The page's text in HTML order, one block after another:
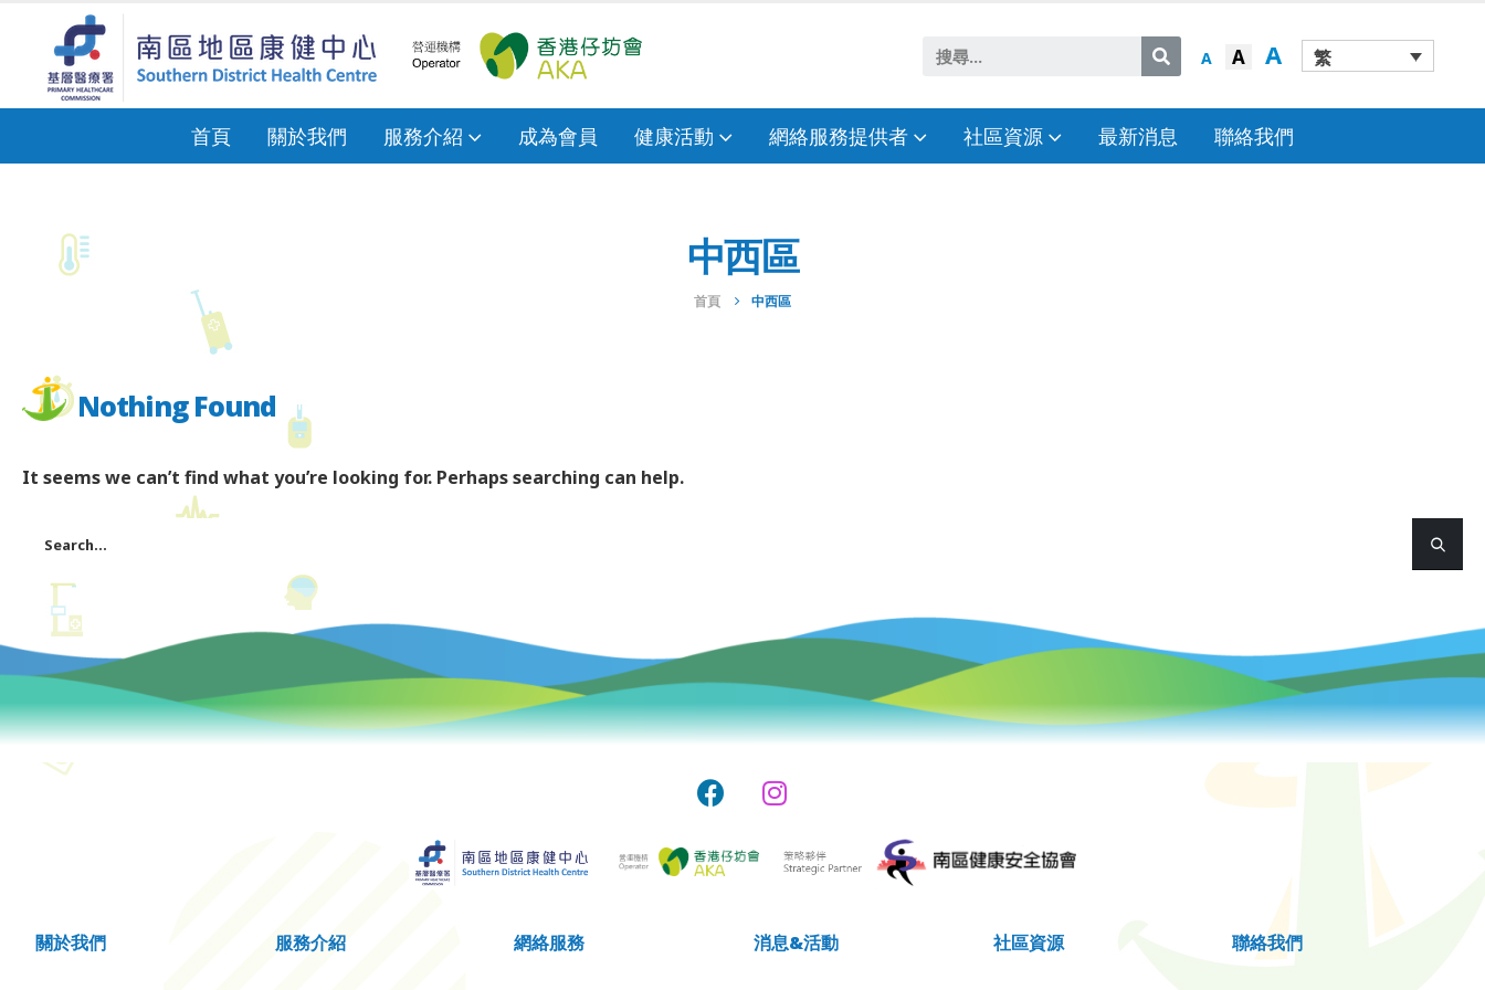
A A A 繁
首頁 關於我們 服務介紹 成為會員 健康活動 網絡服務提供者 社區資源 最新消息 聯絡我們
中西區
首頁 中西區
Nothing Found
It seems we can’t find what you’re looking for. Perhaps searching can help.
關於我們 服務介紹 網絡服務 消息&活動 社區資源 聯絡我們